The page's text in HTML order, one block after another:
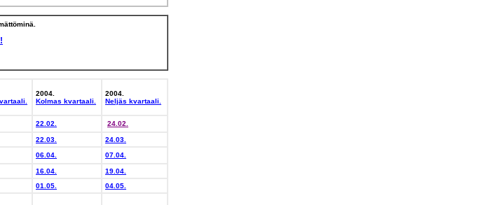
2004.
Kolmas kvartaali.
2004.
Neljäs kvartaali.
22.02. 24.02.
22.03.
24.03.
06.04. 07.04.
16.04.
19.04.
01.05.
04.05.